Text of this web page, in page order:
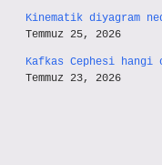
Kinematik diyagram
Temmuz 25, 2026
Kafkas Cephesi hangi
Temmuz 23, 2026